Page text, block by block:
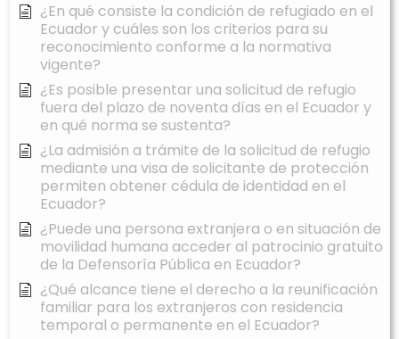
¿En qué consiste la condición de refugiado en el
Ecuador y cuáles son los criterios para su
reconocimiento conforme a la normativa
vigente?
¿Es posible presentar una solicitud de refugio
fuera del plazo de noventa días en el Ecuador y
en qué norma se sustenta?
¿La admisión a trámite de la solicitud de refugio
mediante una visa de solicitante de protección
permiten obtener cédula de identidad en el
Ecuador?
¿Puede una persona extranjera o en situación de
movilidad humana acceder al patrocinio gratuito
de la Defensoría Pública en Ecuador?
¿Qué alcance tiene el derecho a la reunificación
familiar para los extranjeros con residencia
temporal o permanente en el Ecuador?